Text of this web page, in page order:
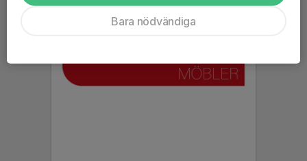
Bara nödvändiga